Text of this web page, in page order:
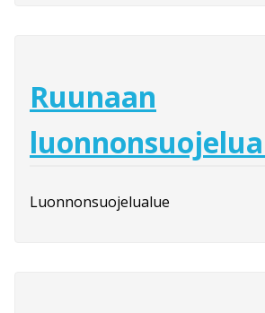
Ruunaan
Luonnonsuojelualue